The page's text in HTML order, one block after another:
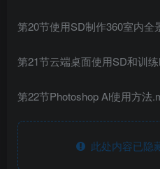
第20节使用SD制作360室内全
第21节云端桌面使用SD和训
第22节Photoshop Al使用方法
此处内容已隐